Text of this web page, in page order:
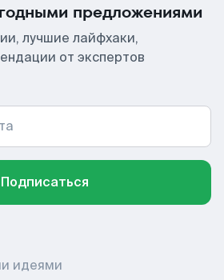
предложениями
лучшие лайфхаки,
от экспертов
Подписаться
идеями